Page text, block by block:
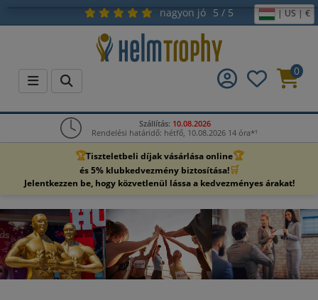
nagyon jó 5 / 5 | US | €
0
Szállítás: 10.08.2026
Rendelési határidő: hétfő, 10.08.2026 14 óra*¹
🏆Tiszteletbeli díjak vásárlása online🏆
és 5% klubkedvezmény biztosítása!🛒
Jelentkezzen be, hogy közvetlenül lássa a kedvezményes árakat!